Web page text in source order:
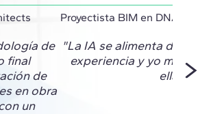
de
final
de
en obra
un
Proyectista BIM en DNA
"La IA se alimenta de mi
experiencia y yo me
ella."